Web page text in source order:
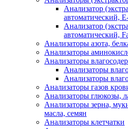
Анализатор
автоматический,
Анализатор
автоматический,
Анализаторы азота,
Анализаторы
Анализаторы
Анализаторы
Анализаторы
Анализаторы газов
Анализаторы глюкозы,
Анализаторы зерна,
масла, семян
Анализаторы клетчатки